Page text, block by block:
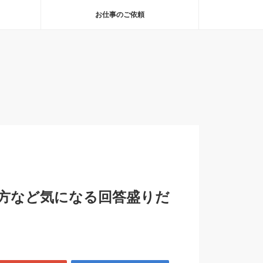
お仕事のご依頼
など気になる回答盛りだ